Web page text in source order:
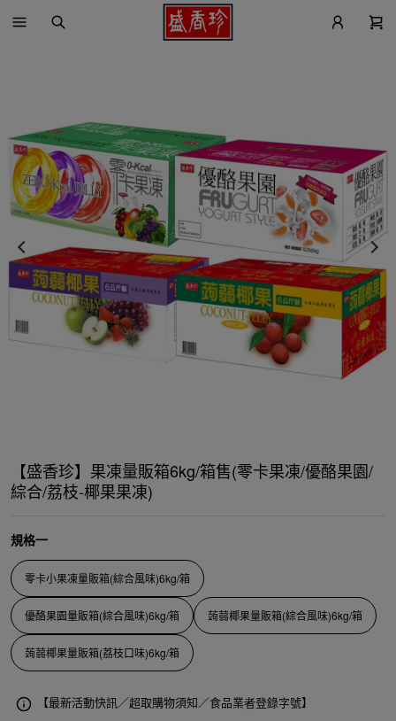
【盛香珍】果凍量販箱6kg/箱售(零卡果凍/優酪果園/
綜合/荔枝-椰果果凍)
規格一
零卡小果凍量販箱(綜合風味)6kg/箱
優酪果園量販箱(綜合風味)6kg/箱 蒟蒻椰果量販箱(綜合風味)6kg/箱
蒟蒻椰果量販箱(荔枝口味)6kg/箱
【最新活動快訊／超取購物須知／食品業者登錄字號】